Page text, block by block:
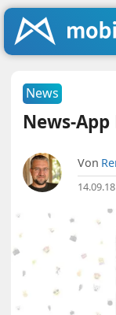
News
News-
Von